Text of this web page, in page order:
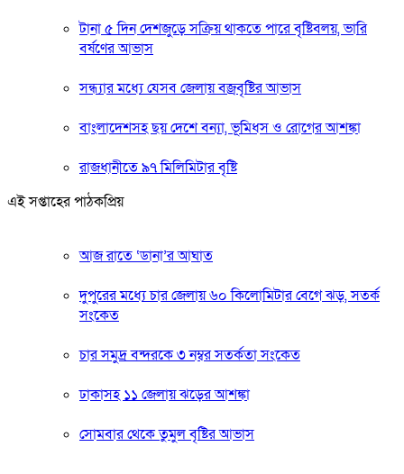
টানা ৫ দিন দেশজুড়ে সক্রিয় থাকতে পারে বৃষ্টিবলয়, ভারি
বর্ষণের আভাস
সন্ধ্যার মধ্যে যেসব জেলায় বজ্রবৃষ্টির আভাস
বাংলাদেশসহ ছয় দেশে বন্যা, ভূমিধস ও রোগের আশঙ্কা
রাজধানীতে ৯৭ মিলিমিটার বৃষ্টি
এই সপ্তাহের পাঠকপ্রিয়
আজ রাতে ‘ডানা’র আঘাত
দুপুরের মধ্যে চার জেলায় ৬০ কিলোমিটার বেগে ঝড়, সতর্ক
সংকেত
চার সমুদ্র বন্দরকে ৩ নম্বর সতর্কতা সংকেত
ঢাকাসহ ১১ জেলায় ঝড়ের আশঙ্কা
সোমবার থেকে তুমুল বৃষ্টির আভাস